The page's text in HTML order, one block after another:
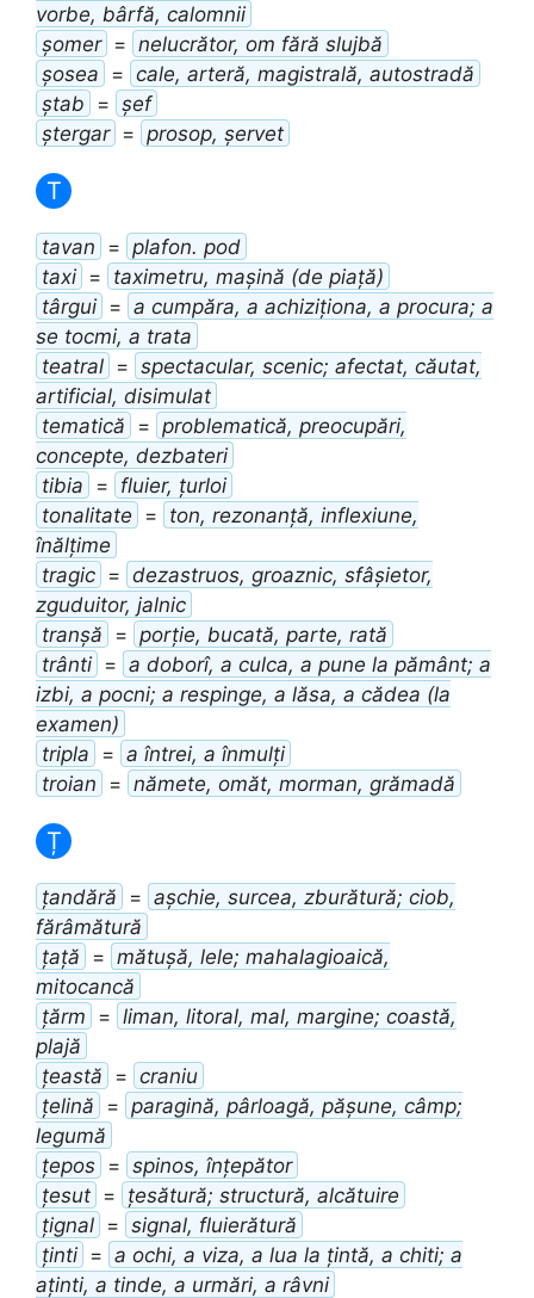
vorbe, bârfă, calomnii
șomer = nelucrător, om fără slujbă
șosea = cale, arteră, magistrală, autostradă
ștab = șef
ștergar = prosop, șervet
T
tavan = plafon. pod
taxi = taximetru, mașină (de piață)
târgui = a cumpăra, a achiziționa, a procura; a
se tocmi, a trata
teatral = spectacular, scenic; afectat, căutat,
artificial, disimulat
tematică = problematică, preocupări,
concepte, dezbateri
tibia = fluier, țurloi
tonalitate = ton, rezonanță, inflexiune,
înălțime
tragic = dezastruos, groaznic, sfâșietor,
zguduitor, jalnic
tranșă = porție, bucată, parte, rată
trânti = a doborî, a culca, a pune la pământ; a
izbi, a pocni; a respinge, a lăsa, a cădea (la
examen)
tripla = a întrei, a înmulți
troian = nămete, omăt, morman, grămadă
Ț
țandără = așchie, surcea, zburătură; ciob,
fărâmătură
țață = mătușă, lele; mahalagioaică,
mitocancă
țărm = liman, litoral, mal, margine; coastă,
plajă
țeastă = craniu
țelină = paragină, pârloagă, pășune, câmp;
legumă
țepos = spinos, înțepător
țesut = țesătură; structură, alcătuire
țignal = signal, fluierătură
ținti = a ochi, a viza, a lua la țintă, a chiti; a
aținti, a tinde, a urmări, a râvni